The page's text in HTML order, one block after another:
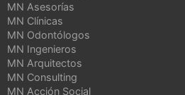
MN Asesorías
MN Clínicas
MN Odontólogos
MN Ingenieros
MN Arquitectos
MN Consulting
MN Acción Social